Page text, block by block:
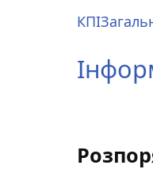
menu
КПІ